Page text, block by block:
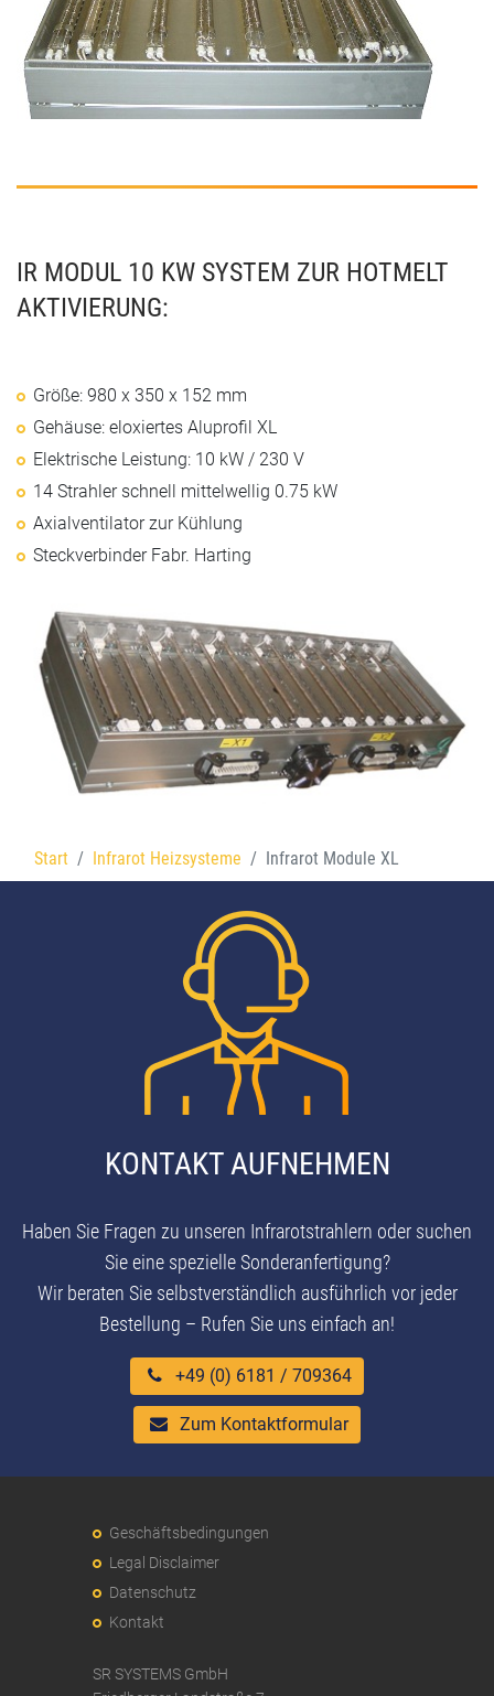
IR MODUL 10 KW SYSTEM ZUR HOTMELT
AKTIVIERUNG:
Größe: 980 x 350 x 152 mm
Gehäuse: eloxiertes Aluprofil XL
Elektrische Leistung: 10 kW / 230 V
14 Strahler schnell mittelwellig 0.75 kW
Axialventilator zur Kühlung
Steckverbinder Fabr. Harting
Start Infrarot Heizsysteme Infrarot Module XL
KONTAKT AUFNEHMEN
Haben Sie Fragen zu unseren Infrarotstrahlern oder suchen
Sie eine spezielle Sonderanfertigung?
Wir beraten Sie selbstverständlich ausführlich vor jeder
Bestellung – Rufen Sie uns einfach an!
+49 (0) 6181 / 709364
Zum Kontaktformular
Geschäftsbedingungen
Legal Disclaimer
Datenschutz
Kontakt
SR SYSTEMS GmbH